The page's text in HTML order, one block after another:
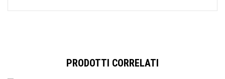
PRODOTTI CORRELATI